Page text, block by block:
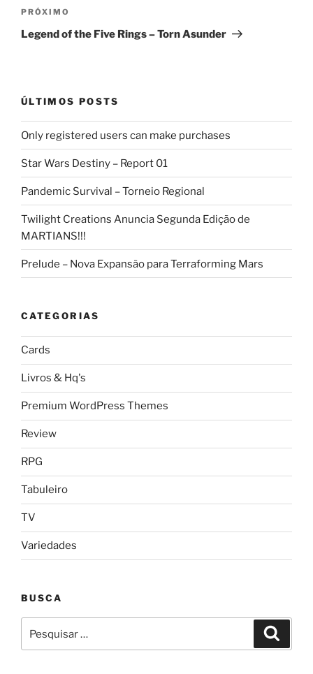
Próximo
post
PRÓXIMO
Legend of the Five Rings – Torn Asunder
ÚLTIMOS POSTS
Only registered users can make purchases
Star Wars Destiny – Report 01
Pandemic Survival – Torneio Regional
Twilight Creations Anuncia Segunda Edição de
MARTIANS!!!
Prelude – Nova Expansão para Terraforming Mars
CATEGORIAS
Cards
Livros & Hq's
Premium WordPress Themes
Review
RPG
Tabuleiro
TV
Variedades
BUSCA
por: